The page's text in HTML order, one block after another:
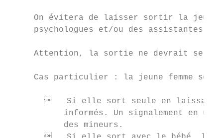
On évitera de laisser sortir la
psychologues et/ou des assistantes
Attention, la sortie ne devrait se
Cas particulier : la jeune femme sort
   Si elle sort seule en laissant
informés. Un signalement en
           des mineurs.